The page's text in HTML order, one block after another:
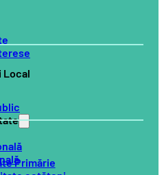
Local
Primărie